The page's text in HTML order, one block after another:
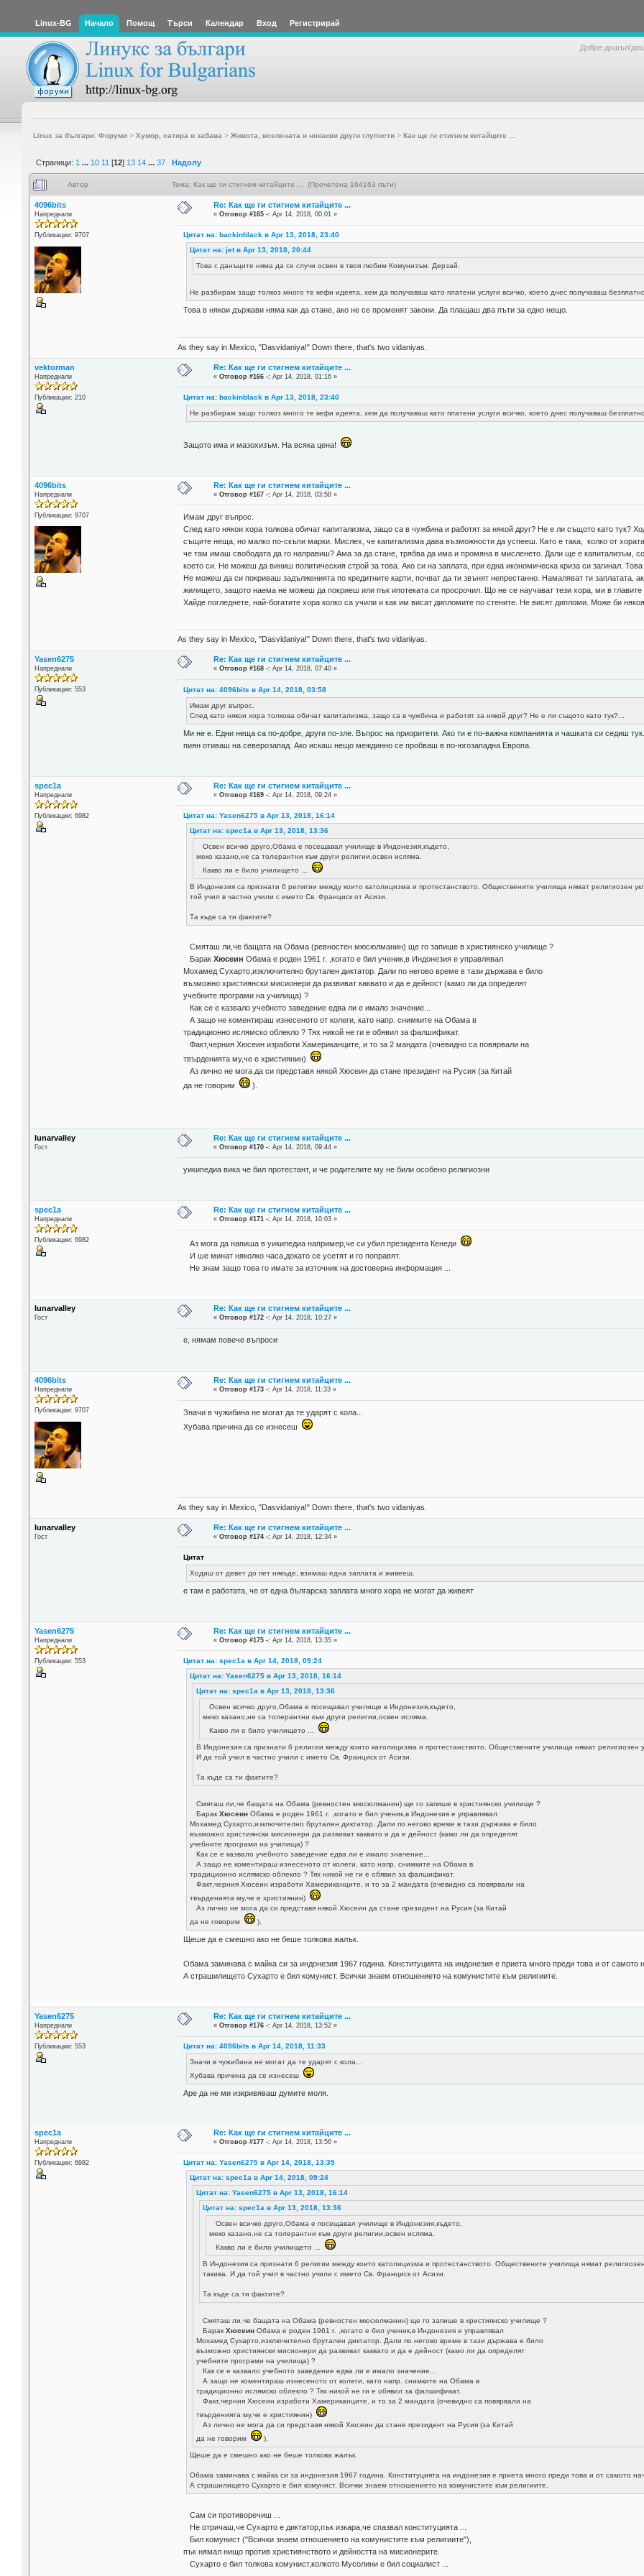
Linux-BG Начало Помощ Търси Календар Вход Регистрирай
Добре дошъл/
Linux за българи: Форуми> Хумор, сатира и забава > Живота, вселената и някакви други глупости> Как ще ги стигнем китайците ...
Страници: 1 ... 10 11 [12] 13 14 ... 37 Надолу
Автор Тема: Как ще ги стигнем китайците ... (Прочетена 164163 пъти)
4096bits
Напреднали
Публикации: 9707
Re: Как ще ги стигнем китайците ...
«Отговор #165 -: Apr 14, 2018, 00:01 »
Цитат на: backinblack в Apr 13, 2018, 23:40
Цитат на: jet в Apr 13, 2018, 20:44
Това с данъците няма да се случи освен в твоя любим Комунизъм. Дерзай.
Не разбирам защо толкоз много те кефи идеята, хем да получаваш като платени услуги всичко, което днес получаваш
Това в някои държави няма как да стане, ако не се променят закони. Да плащаш два пъти за едно нещо.
As they say in Mexico, "Dasvidaniya!" Down there, that's two vidaniyas.
vektorman
Напреднали
Публикации: 210
Re: Как ще ги стигнем китайците ...
«Отговор #166 -: Apr 14, 2018, 01:16 »
Цитат на: backinblack в Apr 13, 2018, 23:40
Не разбирам защо толкоз много те кефи идеята, хем да получаваш като платени услуги всичко, което днес получаваш
Защото има и мазохизъм. На всяка цена!
4096bits
Напреднали
Публикации: 9707
Re: Как ще ги стигнем китайците ...
«Отговор #167 -: Apr 14, 2018, 03:58 »
Имам друг въпрос.
След като някои хора толкова обичат капитализма, защо са в чужбина и работят за някой друг? Не е ли същото като
същите неща, но малко по-скъпи марки. Мислех, че капитализма дава възможности да успееш. Като е така, колко от
че там имаш свободата да го направиш? Ама за да стане, трябва да има и промяна в мисленето. Дали ще е капитализъм,
което си. Не можеш да виниш политическия строй за това. Ако си на заплата, при една икономическа криза си загинал.
Не можеш да си покриваш задълженията по кредитните карти, почват да ти звънят непрестанно. Намаляват ти
жилището, защото наема не можеш да покриеш или пък ипотеката си просрочил. Що не се научават тези хора, ми в
Хайде погледнете, най-богатите хора колко са учили и как им висат дипломите по стените. Не висят дипломи. Може би
As they say in Mexico, "Dasvidaniya!" Down there, that's two vidaniyas.
Yasen6275
Напреднали
Публикации: 553
Re: Как ще ги стигнем китайците ...
«Отговор #168 -: Apr 14, 2018, 07:40 »
Цитат на: 4096bits в Apr 14, 2018, 03:58
Имам друг въпрос.
След като някои хора толкова обичат капитализма, защо са в чужбина и работят за някой друг? Не е ли същото като тук?...
Ми не е. Едни неща са по-добре, други по-зле. Въпрос на приоритети. Ако ти е по-важна компанията и чашката си седиш
пиян отиваш на северозапад. Ако искаш нещо междинно се пробваш в по-югозападна Европа.
spec1a
Напреднали
Публикации: 6982
Re: Как ще ги стигнем китайците ...
«Отговор #169 -: Apr 14, 2018, 09:24 »
Цитат на: Yasen6275 в Apr 13, 2018, 16:14
Цитат на: spec1a в Apr 13, 2018, 13:36
Освен всичко друго,Обама е посещавал училище в Индонезия,където,
меко казано,не са толерантни към други религии,освен исляма.
Какво ли е било училището ...
В Индонезия са признати 6 религии между които католицизма и протестанството. Обществените училища нямат религиозен
той учил в частно учили с името Св. Франциск от Асизи.
Та къде са ти фактите?
Смяташ ли,че бащата на Обама (ревностен мюсюлманин) ще го запише в християнско училище ?
БаракХюсеин Обама е роден 1961 г. ,когато е бил ученик,в Индонезия е управлявал
Мохамед Сухарто,изключително брутален диктатор. Дали по негово време в тази държава е било
възможно християнски мисионери да развиват каквато и да е дейност (камо ли да определят
учебните програми на училища) ?
Как се е казвало учебното заведение едва ли е имало значение...
А защо не коментираш изнесеното от колеги, като напр. снимките на Обама в
традиционно ислямско облекло ? Тях никой не ги е обявил за фалшификат.
Факт,черния Хюсеин изработи Хамериканците, и то за 2 мандата (очевидно са повярвали на
твърденията му,че е християнин)
Аз лично не мога да си представя някой Хюсеин да стане президент на Русия (за Китай
да не говорим
).
lunarvalley
Гост
Re: Как ще ги стигнем китайците ...
«Отговор #170 -: Apr 14, 2018, 09:44 »
уикипедиа вика че бил протестант, и че родителите му не били особено религиозни
spec1a
Напреднали
Публикации: 6982
Re: Как ще ги стигнем китайците ...
«Отговор #171 -: Apr 14, 2018, 10:03 »
Аз мога да напиша в уикипедиа например,че си убил президента Кенеди
И ше минат няколко часа,докато се усетят и го поправят.
Не знам защо това го имате за източник на достоверна информация ...
lunarvalley
Гост
Re: Как ще ги стигнем китайците ...
«Отговор #172 -: Apr 14, 2018, 10:27 »
е, нямам повече въпроси
4096bits
Напреднали
Публикации: 9707
Re: Как ще ги стигнем китайците ...
«Отговор #173 -: Apr 14, 2018, 11:33 »
Значи в чужибина не могат да те ударят с кола...
Хубава причина да се изнесеш
As they say in Mexico, "Dasvidaniya!" Down there, that's two vidaniyas.
lunarvalley
Гост
Re: Как ще ги стигнем китайците ...
«Отговор #174 -: Apr 14, 2018, 12:34 »
Цитат
Ходиш от девет до пет някъде, взимаш една заплата и живееш.
е там е работата, че от една българска заплата много хора не могат да живеят
Yasen6275
Напреднали
Публикации: 553
Re: Как ще ги стигнем китайците ...
«Отговор #175 -: Apr 14, 2018, 13:35 »
Цитат на: spec1a в Apr 14, 2018, 09:24
Цитат на: Yasen6275 в Apr 13, 2018, 16:14
Цитат на: spec1a в Apr 13, 2018, 13:36
Освен всичко друго,Обама е посещавал училище в Индонезия,където,
меко казано,не са толерантни към други религии,освен исляма.
Какво ли е било училището ...
В Индонезия са признати 6 религии между които католицизма и протестанството. Обществените училища нямат религиозен
И да той учил в частно учили с името Св. Франциск от Асизи.
Та къде са ти фактите?
Смяташ ли,че бащата на Обама (ревностен мюсюлманин) ще го запише в християнско училище ?
БаракХюсеин Обама е роден 1961 г. ,когато е бил ученик,в Индонезия е управлявал
Мохамед Сухарто,изключително брутален диктатор. Дали по негово време в тази държава е било
възможно християнски мисионери да развиват каквато и да е дейност (камо ли да определят
учебните програми на училища) ?
Как се е казвало учебното заведение едва ли е имало значение...
А защо не коментираш изнесеното от колеги, като напр. снимките на Обама в
традиционно ислямско облекло ? Тях никой не ги е обявил за фалшификат.
Факт,черния Хюсеин изработи Хамериканците, и то за 2 мандата (очевидно са повярвали на
твърденията му,че е християнин)
Аз лично не мога да си представя някой Хюсеин да стане президент на Русия (за Китай
да не говорим
).
Щеше да е смешно ако не беше толкова жалък.
Обама заминава с майка си за индонезия 1967 година. Конституцията на индонезия e приета много преди това и от самото
А страшилището Сухарто е бил комунист. Всички знаем отношението на комунистите към религиите.
Yasen6275
Напреднали
Публикации: 553
Re: Как ще ги стигнем китайците ...
«Отговор #176 -: Apr 14, 2018, 13:52 »
Цитат на: 4096bits в Apr 14, 2018, 11:33
Значи в чужибина не могат да те ударят с кола...
Хубава причина да се изнесеш
Аре да не ми изкривяваш думите моля.
spec1a
Напреднали
Публикации: 6982
Re: Как ще ги стигнем китайците ...
«Отговор #177 -: Apr 14, 2018, 13:56 »
Цитат на: Yasen6275 в Apr 14, 2018, 13:35
Цитат на: spec1a в Apr 14, 2018, 09:24
Цитат на: Yasen6275 в Apr 13, 2018, 16:14
Цитат на: spec1a в Apr 13, 2018, 13:36
Освен всичко друго,Обама е посещавал училище в Индонезия,където,
меко казано,не са толерантни към други религии,освен исляма.
Какво ли е било училището ...
В Индонезия са признати 6 религии между които католицизма и протестанството. Обществените училища нямат
такива. И да той учил в частно учили с името Св. Франциск от Асизи.
Та къде са ти фактите?
Смяташ ли,че бащата на Обама (ревностен мюсюлманин) ще го запише в християнско училище ?
БаракХюсеин Обама е роден 1961 г. ,когато е бил ученик,в Индонезия е управлявал
Мохамед Сухарто,изключително брутален диктатор. Дали по негово време в тази държава е било
възможно християнски мисионери да развиват каквато и да е дейност (камо ли да определят
учебните програми на училища) ?
Как се е казвало учебното заведение едва ли е имало значение...
А защо не коментираш изнесеното от колеги, като напр. снимките на Обама в
традиционно ислямско облекло ? Тях никой не ги е обявил за фалшификат.
Факт,черния Хюсеин изработи Хамериканците, и то за 2 мандата (очевидно са повярвали на
твърденията му,че е християнин)
Аз лично не мога да си представя някой Хюсеин да стане президент на Русия (за Китай
да не говорим
).
Щеше да е смешно ако не беше толкова жалък.
Обама заминава с майка си за индонезия 1967 година. Конституцията на индонезия e приета много преди това и от самото
А страшилището Сухарто е бил комунист. Всички знаем отношението на комунистите към религиите.
Сам си противоречиш ...
Не отричаш,че Сухарто е диктатор,пък изкара,че спазвал конституцията ...
Бил комунист ("Всички знаем отношението на комунистите към религиите"),
пък нямал нищо против християнството и дейността на мисионерите.
Сухарто е бил толкова комунист,колкото Мусолини е бил социалист ...